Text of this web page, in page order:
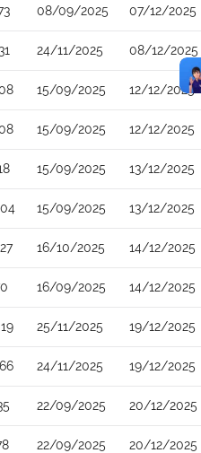
08/09/2025 07/12/2025
24/11/2025 08/12/2025
15/09/2025 12/12/2025
15/09/2025 12/12/2025
15/09/2025 13/12/2025
15/09/2025 13/12/2025
16/10/2025 14/12/2025
16/09/2025 14/12/2025
25/11/2025 19/12/2025
24/11/2025 19/12/2025
22/09/2025 20/12/2025
22/09/2025 20/12/2025